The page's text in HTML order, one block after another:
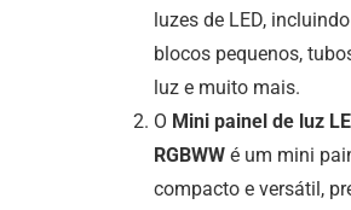
luzes de LED,
blocos pequenos,
luz e muito mais.
O Mini painel de luz
RGBWW é um mini
compacto e versátil,